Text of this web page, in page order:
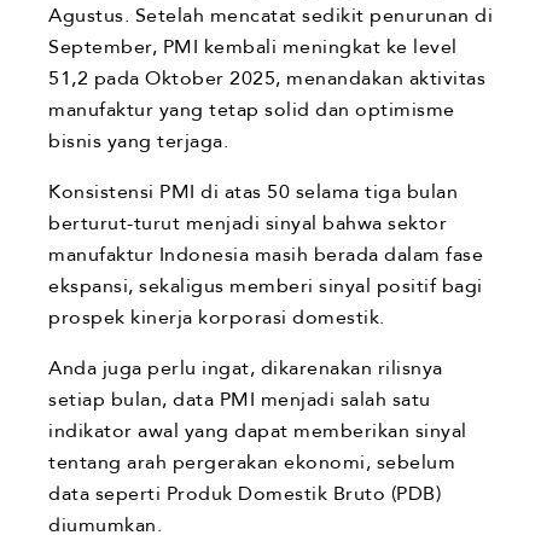
Agustus. Setelah mencatat sedikit penurunan di
September, PMI kembali meningkat ke level
51,2 pada Oktober 2025, menandakan aktivitas
manufaktur yang tetap solid dan optimisme
bisnis yang terjaga.
Konsistensi PMI di atas 50 selama tiga bulan
berturut-turut menjadi sinyal bahwa sektor
manufaktur Indonesia masih berada dalam fase
ekspansi, sekaligus memberi sinyal positif bagi
prospek kinerja korporasi domestik.
Anda juga perlu ingat, dikarenakan rilisnya
setiap bulan, data PMI menjadi salah satu
indikator awal yang dapat memberikan sinyal
tentang arah pergerakan ekonomi, sebelum
data seperti Produk Domestik Bruto (PDB)
diumumkan.